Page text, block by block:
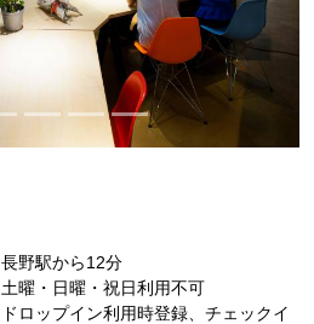
長野駅から12分
土曜・日曜・祝日利用不可
ドロップイン利用時登録、チェックイ